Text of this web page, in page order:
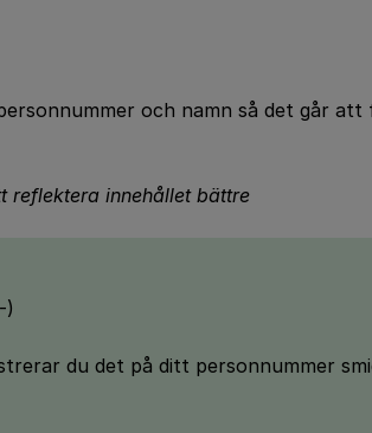
och namn så det går att
reflektera innehållet bättre
)
du det på ditt personnummer